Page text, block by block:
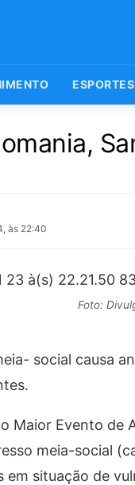
ESPORTES
às 22:40
Foto:
social causa
Maior Evento de
meia-social
em situação de